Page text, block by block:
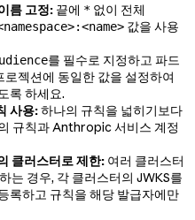
름 고정: 끝에 * 없이 전체
값을 사용
를 필수로 지정하고 파드
로젝션에 동일한 값을 설정하여
록 하세요.
사용:하나의 규칙을 넓히기보다
규칙과 Anthropic 서비스 계정
클러스터로 제한: 여러 클러스터
는 경우, 각 클러스터의 JWKS를
록하고 규칙을 해당 발급자에만